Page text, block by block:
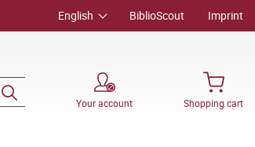
English BiblioScout Imprint
Your account Shopping cart